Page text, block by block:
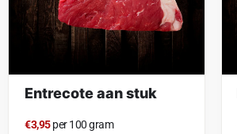
Entrecote aan stuk
€3,95per 100 gram